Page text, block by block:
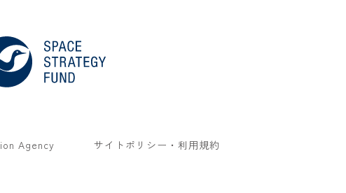
Agency サイトポリシー・利用規約